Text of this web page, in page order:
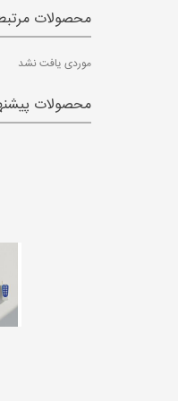
محصولات
موردی یافت نشد
محصولات